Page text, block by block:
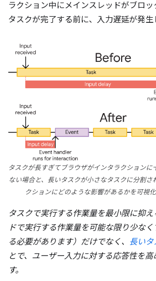
ラクション中にメインスレッドがブロ
タスクが完了する前に、入力遅延が発生
タスクが長すぎてブラウザがインタラクションに
ない場合と、長いタスクが小さなタスクに分割さ
クションにどのような影響があるかを可視化
タスクで実行する作業量を最小限に抑
ドで実行する作業量を可能な限り少な
る必要があります）だけでなく、 長い
とで、ユーザー入力に対する応答性を
す。